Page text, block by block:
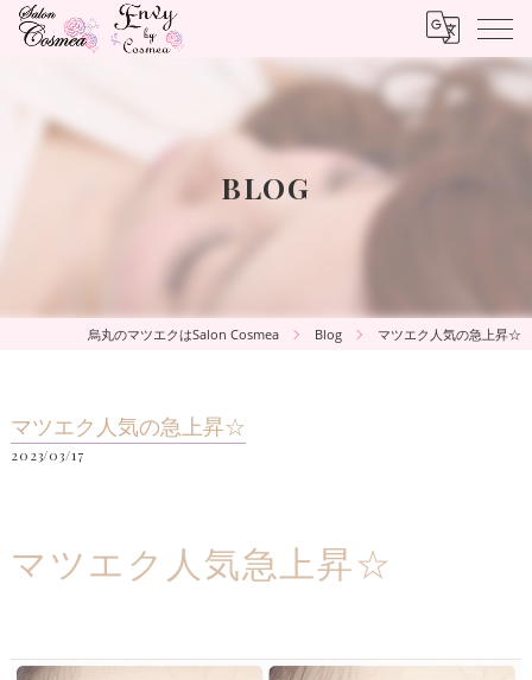
BLOG
烏丸のマツエクはSalon Cosmea Blog マツエク人気の急上昇☆
マツエク人気の急上昇☆
2023/03/17
マツエク人気急上昇☆